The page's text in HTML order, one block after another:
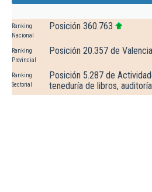
Ranking
Nacional
Posición 360.763
Ranking
Provincial
Posición 20.357 de Valencia
Ranking
Sectorial
Posición 5.287 de
teneduría de libros,